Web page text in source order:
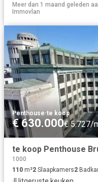
Meer dan 1 maand geleden
Immovlan
Penthouse·te koop
€ 630.000€ 5.727/
te koop Penthouse
1000
110 m²2 Slaapkamers2